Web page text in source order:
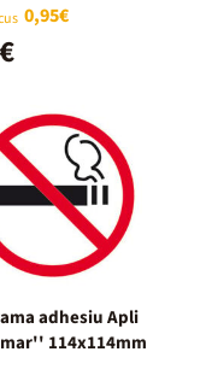
0,95€
adhesiu Apli
114x114mm